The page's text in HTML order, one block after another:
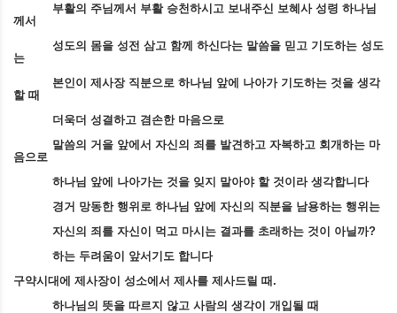
부활의 주님께서 부활 승천하시고 보내주신 보혜사 성령 하나님
께서
성도의 몸을 성전 삼고 함께 하신다는 말씀을 믿고 기도하는 성도
는
본인이 제사장 직분으로 하나님 앞에 나아가 기도하는 것을 생각
할 때
더욱더 성결하고 겸손한 마음으로
말씀의 거을 앞에서 자신의 죄를 발견하고 자복하고 회개하는 마
음으로
하나님 앞에 나아가는 것을 잊지 말아야 할 것이라 생각합니다
경거 망동한 행위로 하나님 앞에 자신의 직분을 남용하는 행위는
자신의 죄를 자신이 먹고 마시는 결과를 초래하는 것이 아닐까?
하는 두려움이 앞서기도 합니다
구약시대에 제사장이 성소에서 제사를 제사드릴 때.
하나님의 뜻을 따르지 않고 사람의 생각이 개입될 때